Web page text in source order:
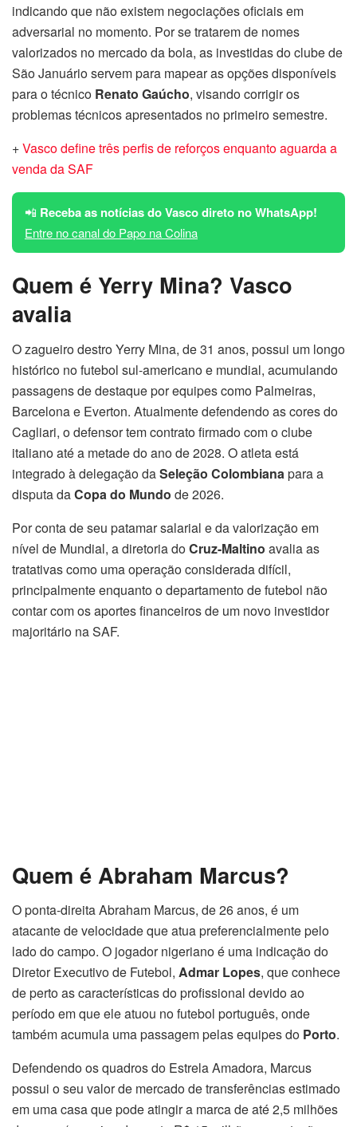
indicando que não existem negociações oficiais em
adversarial no momento. Por se tratarem de nomes
valorizados no mercado da bola, as investidas do clube de
São Januário servem para mapear as opções disponíveis
para o técnico Renato Gaúcho, visando corrigir os
problemas técnicos apresentados no primeiro semestre.
+Vasco define três perfis de reforços enquanto aguarda a
venda da SAF
📲 Receba as notícias do Vasco direto no WhatsApp!
Entre no canal do Papo na Colina
Quem é Yerry Mina? Vasco
avalia
O zagueiro destro Yerry Mina, de 31 anos, possui um longo
histórico no futebol sul-americano e mundial, acumulando
passagens de destaque por equipes como Palmeiras,
Barcelona e Everton. Atualmente defendendo as cores do
Cagliari, o defensor tem contrato firmado com o clube
italiano até a metade do ano de 2028. O atleta está
integrado à delegação daSeleção Colombianapara a
disputa daCopa do Mundo de 2026.
Por conta de seu patamar salarial e da valorização em
nível de Mundial, a diretoria doCruz-Maltino avalia as
tratativas como uma operação considerada difícil,
principalmente enquanto o departamento de futebol não
contar com os aportes financeiros de um novo investidor
majoritário na SAF.
Quem é Abraham Marcus?
O ponta-direita Abraham Marcus, de 26 anos, é um
atacante de velocidade que atua preferencialmente pelo
lado do campo. O jogador nigeriano é uma indicação do
Diretor Executivo de Futebol, Admar Lopes, que conhece
de perto as características do profissional devido ao
período em que ele atuou no futebol português, onde
também acumula uma passagem pelas equipes do Porto.
Defendendo os quadros do Estrela Amadora, Marcus
possui o seu valor de mercado de transferências estimado
em uma casa que pode atingir a marca de até 2,5 milhões